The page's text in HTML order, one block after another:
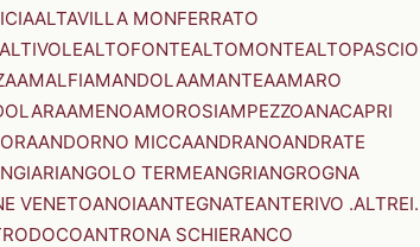
ALTAVILLA MONFERRATO
ALTIVOLEALTOFONTEALTOMONTEALTOPASCIO
AMALFIAMANDOLAAMANTEAAMARO
AMENOAMOROSIAMPEZZOANACAPRI
ANDORNO MICCAANDRANOANDRATE
ANGOLO TERMEANGRIANGROGNA
VENETOANOIAANTEGNATEANTERIVO .ALTREI.
ANTRONA SCHIERANCO